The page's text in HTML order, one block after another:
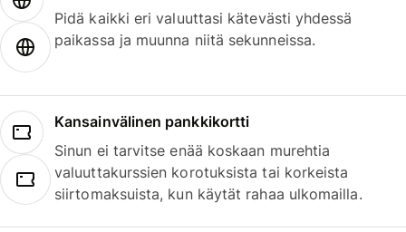
Pidä kaikki eri valuuttasi kätevästi yhdessä
paikassa ja muunna niitä sekunneissa.
Kansainvälinen pankkikortti
Sinun ei tarvitse enää koskaan murehtia
valuuttakurssien korotuksista tai korkeista
siirtomaksuista, kun käytät rahaa ulkomailla.